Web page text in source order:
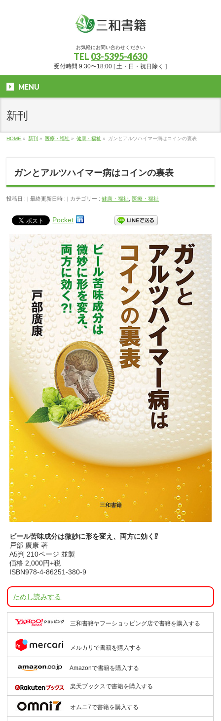
お気軽にお問い合わせください
TEL 03-5395-4630
受付時間 9:30〜18:00 [ 土・日・祝日除く ]
MENU
新刊
HOME » 新刊 » 医療・福祉 » 健康・福祉 » ガンとアルツハイマー病はコインの裏表
ガンとアルツハイマー病はコインの裏表
投稿日 : 最終更新日時 : カテゴリー :健康・福祉 医療・福祉
Pocket
ビール苦味成分は微妙に形を変え、両方に効く⁉︎
戸部 廣康 著
A5判 210ページ 並製
価格 2,000円+税
ISBN978-4-86251-380-9
ためし読みする
三和書籍ヤフーショッピング店で書籍を購入する
メルカリで書籍を購入する
Amazonで書籍を購入する
楽天ブックスで書籍を購入する
オムニ7で書籍を購入する